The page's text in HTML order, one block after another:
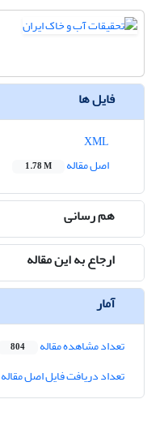
فایل ها
اصل مقاله
1.78 M
هم رسانی
ارجاع به این مقاله
آمار
تعداد مشاهده مقاله 804
تعداد دریافت فایل اصل مقاله